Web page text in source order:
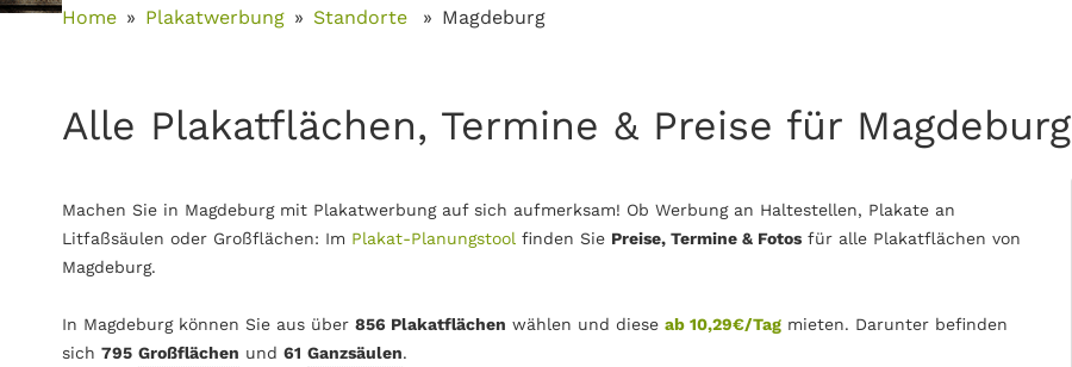
Home Plakatwerbung Standorte Magdeburg
Alle Plakatflächen, Termine & Preise für Magdeburg
Machen Sie in Magdeburg mit Plakatwerbung auf sich aufmerksam! Ob Werbung an Haltestellen, Plakate an
Litfaßsäulen oder Großflächen: Im Plakat-Planungstool finden Sie Preise, Termine & Fotos für alle Plakatflächen von
Magdeburg.
In Magdeburg können Sie aus über 856 Plakatflächen wählen und diese ab 10,29€/Tag mieten. Darunter befinden
sich 795 Großflächen und 61 Ganzsäulen.